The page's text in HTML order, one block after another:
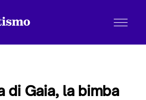
di Gaia, la bimba